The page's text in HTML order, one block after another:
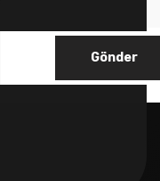
Gönder